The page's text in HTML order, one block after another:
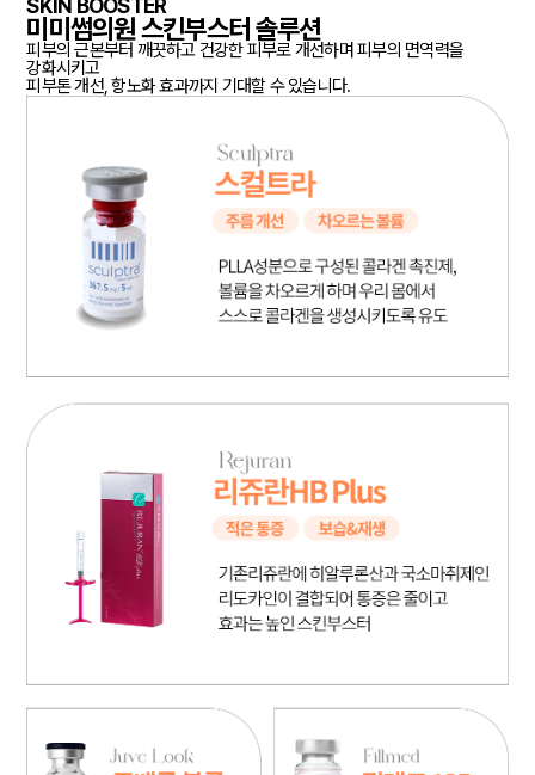
SKIN BOOSTER
미미썸의원스킨부스터 솔루션
피부의 근본부터 깨끗하고 건강한 피부로 개선하며 피부의 면역력을
강화시키고
피부톤 개선, 항노화 효과까지 기대할 수 있습니다.